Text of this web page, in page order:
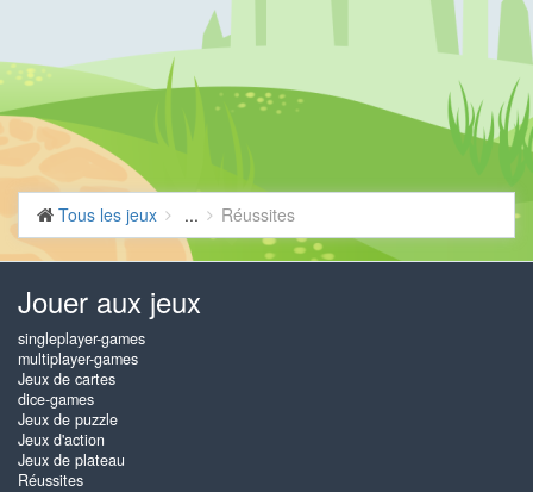
Tous les jeux ... Réussites
Jouer aux jeux
singleplayer-games
multiplayer-games
Jeux de cartes
dice-games
Jeux de puzzle
Jeux d'action
Jeux de plateau
Réussites